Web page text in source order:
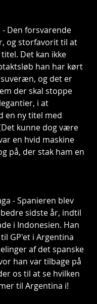
- Den forsvarende
og storfavorit til at
Det kan ikke
han har kørt
og det er
der skal stoppe
i at
en ny titel med
kunne dog være
en hvid maskine
på, der stak ham en
- Spanieren blev
sidste år, indtil
i Indonesien. Han
GP'et i Argentina
af det spanske
han var tilbage på
os til at se hvilken
til Argentina i!